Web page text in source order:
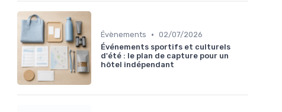
Évènements • 02/07/2026
Événements sportifs et culturels
d'été : le plan de capture pour un
hôtel indépendant